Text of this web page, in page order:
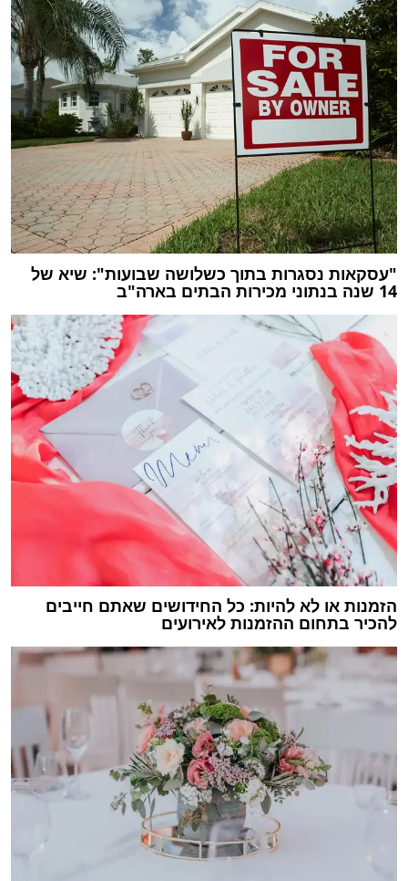
"עסקאות נסגרות בתוך כשלושה שבועות": שיא של
14 שנה בנתוני מכירות הבתים בארה"ב
הזמנות או לא להיות: כל החידושים שאתם חייבים
להכיר בתחום ההזמנות לאירועים